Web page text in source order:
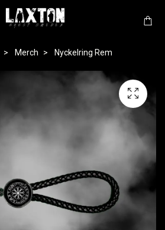
Merch Nyckelring Rem